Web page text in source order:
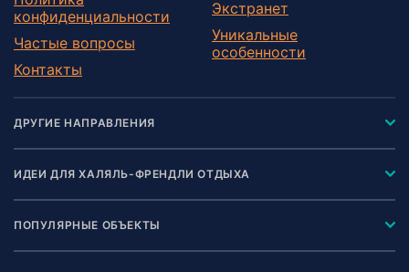
конфиденциальности
Частые вопросы
Контакты
Экстранет
Уникальные
особенности
ДРУГИЕ НАПРАВЛЕНИЯ
ИДЕИ ДЛЯ ХАЛЯЛЬ-ФРЕНДЛИ ОТДЫХА
ПОПУЛЯРНЫЕ ОБЪЕКТЫ